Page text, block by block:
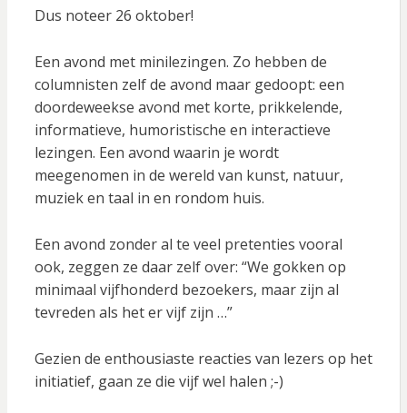
Dus noteer 26 oktober!
Een avond met minilezingen. Zo hebben de
columnisten zelf de avond maar gedoopt: een
doordeweekse avond met korte, prikkelende,
informatieve, humoristische en interactieve
lezingen. Een avond waarin je wordt
meegenomen in de wereld van kunst, natuur,
muziek en taal in en rondom huis.
Een avond zonder al te veel pretenties vooral
ook, zeggen ze daar zelf over: “We gokken op
minimaal vijfhonderd bezoekers, maar zijn al
tevreden als het er vijf zijn …”
Gezien de enthousiaste reacties van lezers op het
initiatief, gaan ze die vijf wel halen ;-)